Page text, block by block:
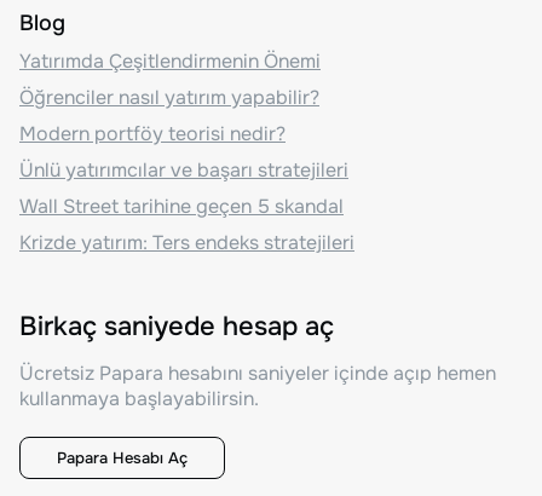
Blog
Yatırımda Çeşitlendirmenin Önemi
Öğrenciler nasıl yatırım yapabilir?
Modern portföy teorisi nedir?
Ünlü yatırımcılar ve başarı stratejileri
Wall Street tarihine geçen 5 skandal
Krizde yatırım: Ters endeks stratejileri
Birkaç saniyede hesap aç
Ücretsiz Papara hesabını saniyeler içinde açıp hemen
kullanmaya başlayabilirsin.
Papara Hesabı Aç